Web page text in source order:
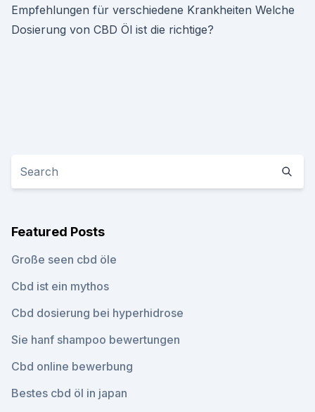
Empfehlungen für verschiedene Krankheiten Welche
Dosierung von CBD Öl ist die richtige?
Featured Posts
Große seen cbd öle
Cbd ist ein mythos
Cbd dosierung bei hyperhidrose
Sie hanf shampoo bewertungen
Cbd online bewerbung
Bestes cbd öl in japan